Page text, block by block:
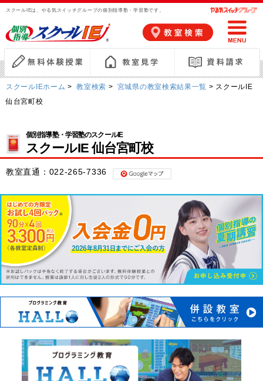
スクールIEは、やる気スイッチグループの個別指導塾・学習塾です。
スクールIEホーム > 教室検索 > 宮城県の教室検索結果一覧 > スクールIE
仙台宮町校
個別指導塾・学習塾のスクールIE
スクールIE 仙台宮町校
教室直通： 022-265-7336